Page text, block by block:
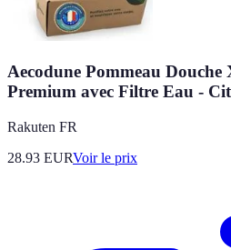
Aecodune Pommeau
Premium avec Filtre Eau -
Rakuten FR
28.93 EURVoir le prix